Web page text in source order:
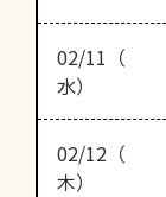
02/11（
水）
02/12（
木）